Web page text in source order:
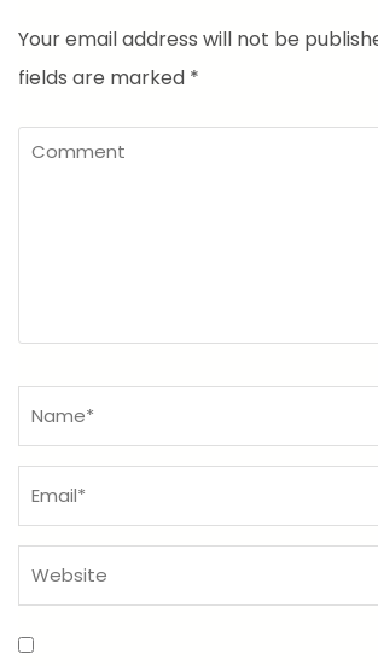
Your email address will not be
fields are marked *
Comment